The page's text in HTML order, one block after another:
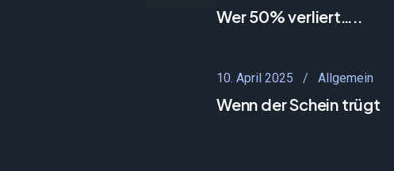
Wer 50% verliert…..
10. April 2025 Allgemein
Wenn der Schein trügt